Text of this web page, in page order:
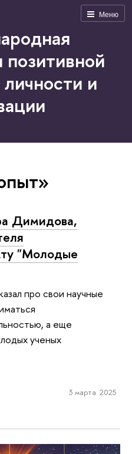
Меню
позитивной
и
Димидова,
"Молодые
про свои научные
а еще
ученых
3 марта 2025